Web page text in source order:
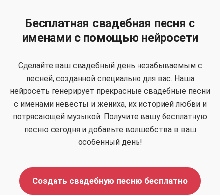
Бесплатная свадебная песня с
именами с помощью нейросети
Сделайте ваш свадебный день незабываемым с
песней, созданной специально для вас. Наша
нейросеть генерирует прекрасные свадебные песни
с именами невесты и жениха, их историей любви и
потрясающей музыкой. Получите вашу бесплатную
песню сегодня и добавьте волшебства в ваш
особенный день!
Создать свадебную песню бесплатно